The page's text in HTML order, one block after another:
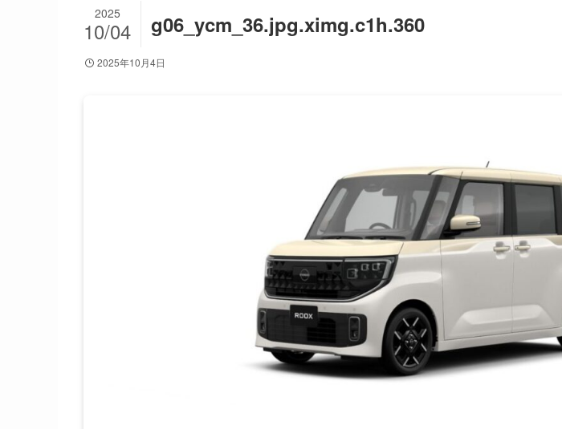
g06_ycm_36.jpg.ximg.c1h.360
2025
10/04
2025年10月4日